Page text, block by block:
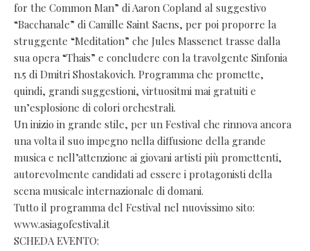
for the Common Man” di Aaron Copland al suggestivo
“Bacchanale” di Camille Saint Saens, per poi proporre la
struggente “Meditation” che Jules Massenet trasse dalla
sua opera “Thais” e concludere con la travolgente Sinfonia
n.5 di Dmitri Shostakovich. Programma che promette,
quindi, grandi suggestioni, virtuositmi mai gratuiti e
un’esplosione di colori orchestrali.
Un inizio in grande stile, per un Festival che rinnova ancora
una volta il suo impegno nella diffusione della grande
musica e nell’attenzione ai giovani artisti più promettenti,
autorevolmente candidati ad essere i protagonisti della
scena musicale internazionale di domani.
Tutto il programma del Festival nel nuovissimo sito:
www.asiagofestival.it
SCHEDA EVENTO: